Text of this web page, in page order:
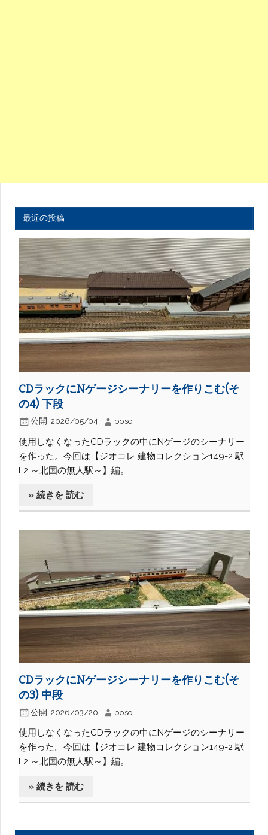
最近の投稿
CDラックにNゲージシーナリーを作りこむ(そ
の4) 下段
公開: 2026/05/04 boso
使用しなくなったCDラックの中にNゲージのシーナリー
を作った。今回は【ジオコレ 建物コレクション149-2 駅
F2 ～北国の無人駅～】編。
» 続きを 読む
CDラックにNゲージシーナリーを作りこむ(そ
の3) 中段
公開: 2026/03/20 boso
使用しなくなったCDラックの中にNゲージのシーナリー
を作った。今回は【ジオコレ 建物コレクション149-2 駅
F2 ～北国の無人駅～】編。
» 続きを 読む